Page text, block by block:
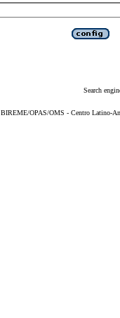
Search
BIREME/OPAS/OMS - Centro Latino-